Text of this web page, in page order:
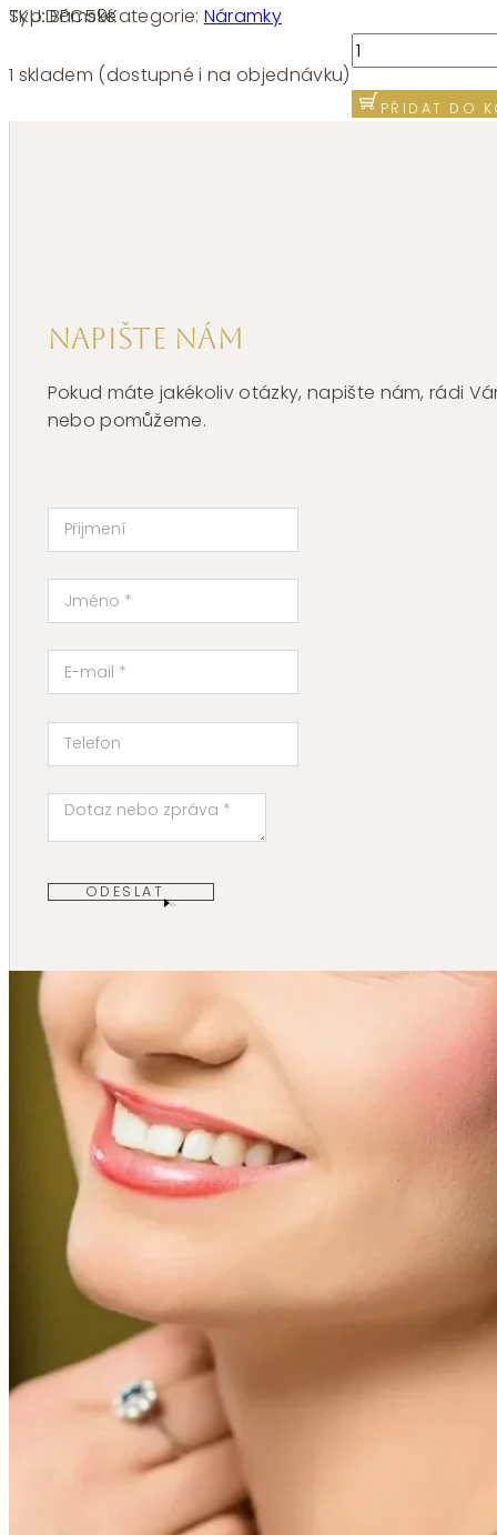
SKU:BPC59Kategorie: Náramky
Typ:Dámské
1 skladem (dostupné i na objednávku)
Náramek
chirurgická
ocel
Brosway
PŘIDAT DO
Napište nám
Pokud máte jakékoliv otázky, napište nám, rádi
nebo pomůžeme.
ODESLAT